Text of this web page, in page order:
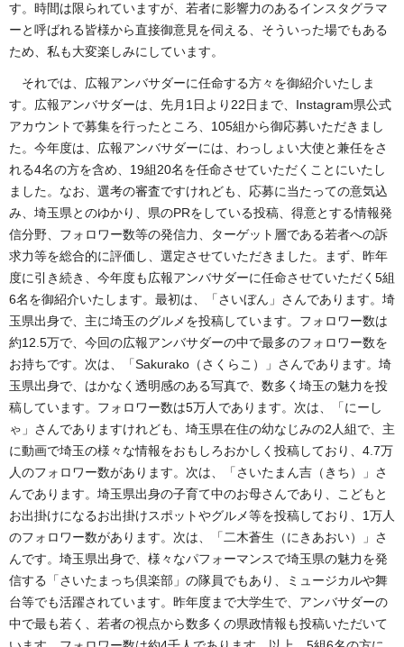
す。時間は限られていますが、若者に影響力のあるインスタグラマ
ーと呼ばれる皆様から直接御意見を伺える、そういった場でもある
ため、私も大変楽しみにしています。
それでは、広報アンバサダーに任命する方々を御紹介いたしま
す。広報アンバサダーは、先月1日より22日まで、Instagram県公式
アカウントで募集を行ったところ、105組から御応募いただきまし
た。今年度は、広報アンバサダーには、わっしょい大使と兼任をさ
れる4名の方を含め、19組20名を任命させていただくことにいたし
ました。なお、選考の審査ですけれども、応募に当たっての意気込
み、埼玉県とのゆかり、県のPRをしている投稿、得意とする情報発
信分野、フォロワー数等の発信力、ターゲット層である若者への訴
求力等を総合的に評価し、選定させていただきました。まず、昨年
度に引き続き、今年度も広報アンバサダーに任命させていただく5組
6名を御紹介いたします。最初は、「さいぼん」さんであります。埼
玉県出身で、主に埼玉のグルメを投稿しています。フォロワー数は
約12.5万で、今回の広報アンバサダーの中で最多のフォロワー数を
お持ちです。次は、「Sakurako（さくらこ）」さんであります。埼
玉県出身で、はかなく透明感のある写真で、数多く埼玉の魅力を投
稿しています。フォロワー数は5万人であります。次は、「にーし
ゃ」さんでありますけれども、埼玉県在住の幼なじみの2人組で、主
に動画で埼玉の様々な情報をおもしろおかしく投稿しており、4.7万
人のフォロワー数があります。次は、「さいたまん吉（きち）」さ
んであります。埼玉県出身の子育て中のお母さんであり、こどもと
お出掛けになるお出掛けスポットやグルメ等を投稿しており、1万人
のフォロワー数があります。次は、「二木蒼生（にきあおい）」さ
んです。埼玉県出身で、様々なパフォーマンスで埼玉県の魅力を発
信する「さいたまっち倶楽部」の隊員でもあり、ミュージカルや舞
台等でも活躍されています。昨年度まで大学生で、アンバサダーの
中で最も若く、若者の視点から数多くの県政情報も投稿いただいて